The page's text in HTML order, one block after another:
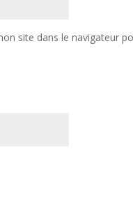
site dans le navigateur